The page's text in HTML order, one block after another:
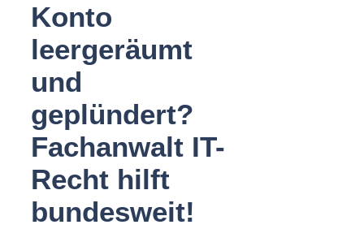
Konto
leergeräumt
und
geplündert?
Fachanwalt IT-
Recht hilft
bundesweit!